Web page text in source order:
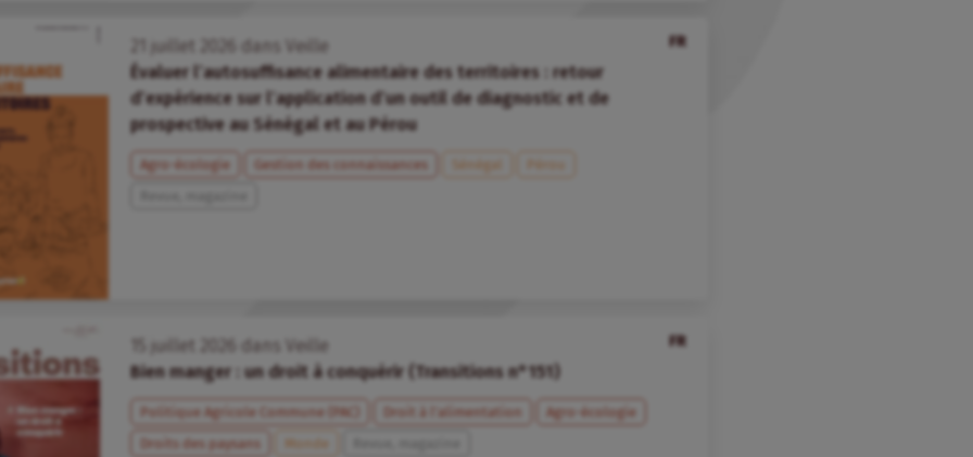
FR
juillet dans
Veille
Évaluer l’autosuffisance alimentaire des territoires : retour
d’expérience sur l’application d’un outil de diagnostic et de
prospective au Sénégal et au Pérou
Agro-écologie Gestion des connaissances Sénégal
FR
juillet dans
Veille
Bien manger : un droit à conquérir (Transitions n°151)
Politique Agricole Commune (PAC) Droit à l’alimentation
Agro-écologie
Droits des paysans
Monde